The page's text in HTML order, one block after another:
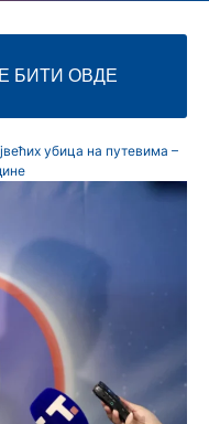
БИТИ ОВДЕ
убица на путевима –